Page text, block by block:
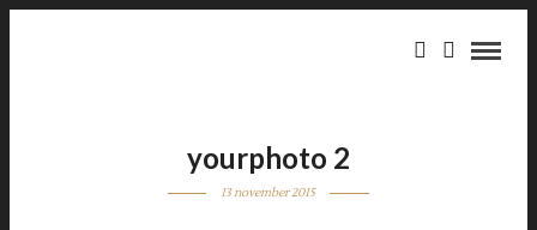
yourphoto 2
13 november 2015